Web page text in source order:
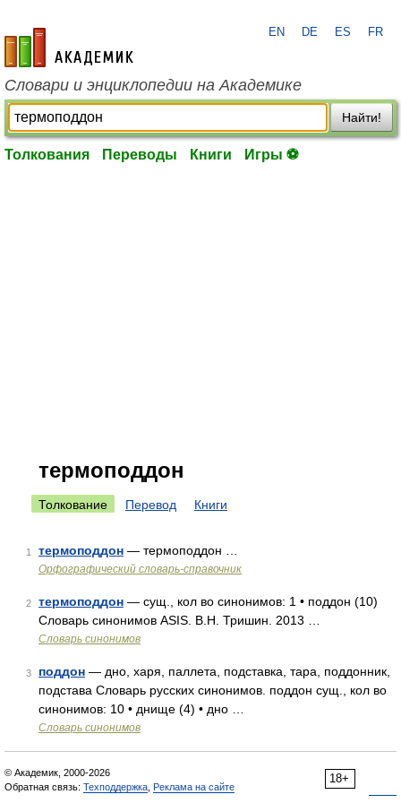
academic.ru
EN DE ES FR
Словари и энциклопедии на Академике
Найти!
Толкования Переводы Книги Игры ⚽
термоподдон
Толкование Перевод Книги
1 термоподдон — термоподдон …
Орфографический словарь-справочник
2 термоподдон — сущ., кол во синонимов: 1 • поддон (10)
Словарь синонимов ASIS. В.Н. Тришин. 2013 …
Словарь синонимов
3 поддон — дно, харя, паллета, подставка, тара, поддонник,
подстава Словарь русских синонимов. поддон сущ., кол во
синонимов: 10 • днище (4) • дно …
Словарь синонимов
18+
© Академик, 2000-2026
Обратная связь: Техподдержка Реклама на сайте